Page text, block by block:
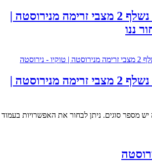
ברז מטבח נשלף 2 מצבי זרימה מנירוסטה |
ננו
ברז מטבח נשלף 2 מצבי זרימה מנירוסטה |
מספר סוגים. ניתן לבחור את האפשרויות בעמוד